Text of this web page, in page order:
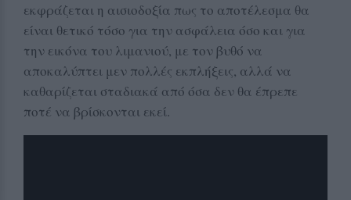
εκφράζεται η αισιοδοξία πως το αποτέλεσμα θα
είναι θετικό τόσο για την ασφάλεια όσο και για
την εικόνα του λιμανιού, με τον βυθό να
αποκαλύπτει μεν πολλές εκπλήξεις, αλλά να
καθαρίζεται σταδιακά από όσα δεν θα έπρεπε
ποτέ να βρίσκονται εκεί.